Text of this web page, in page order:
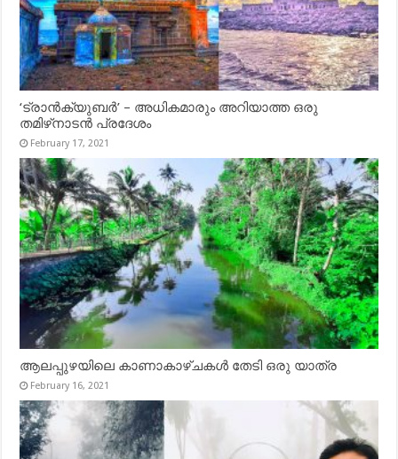
‘ട്രാൻക്യുബർ’ – അധികമാരും അറിയാത്ത ഒരു
തമിഴ്‌നാടൻ പ്രദേശം
February 17, 2021
ആലപ്പുഴയിലെ കാണാകാഴ്ചകൾ തേടി ഒരു യാത്ര
February 16, 2021